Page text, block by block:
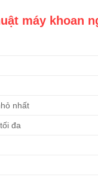
máy khoan
nhất
đa